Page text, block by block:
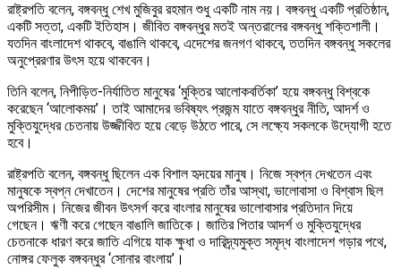
রাষ্ট্রপতি বলেন, বঙ্গবন্ধু শেখ মুজিবুর রহমান শুধু একটি নাম নয়। বঙ্গবন্ধু একটি প্রতিষ্ঠান,
একটি সত্তা, একটি ইতিহাস। জীবিত বঙ্গবন্ধুর মতই অন্তরালের বঙ্গবন্ধু শক্তিশালী।
যতদিন বাংলাদেশ থাকবে, বাঙালি থাকবে, এদেশের জনগণ থাকবে, ততদিন বঙ্গবন্ধু সকলের
অনুপ্রেরণার উৎস হয়ে থাকবেন।
তিনি বলেন, নিপীড়িত-নির্যাতিত মানুষের ‘মুক্তির আলোকবর্তিকা’ হয়ে বঙ্গবন্ধু বিশ্বকে
করেছেন ‘আলোকময়’। তাই আমাদের ভবিষ্যৎ প্রজন্ম যাতে বঙ্গবন্ধুর নীতি, আদর্শ ও
মুক্তিযুদ্ধের চেতনায় উজ্জীবিত হয়ে বেড়ে উঠতে পারে, সে লক্ষ্যে সকলকে উদ্যোগী হতে
হবে।
রাষ্ট্রপতি বলেন, বঙ্গবন্ধু ছিলেন এক বিশাল হৃদয়ের মানুষ। নিজে স্বপ্ন দেখতেন এবং
মানুষকে স্বপ্ন দেখাতেন। দেশের মানুষের প্রতি তাঁর আস্থা, ভালোবাসা ও বিশ্বাস ছিল
অপরিসীম। নিজের জীবন উৎসর্গ করে বাংলার মানুষের ভালোবাসার প্রতিদান দিয়ে
গেছেন। ঋণী করে গেছেন বাঙালি জাতিকে। জাতির পিতার আদর্শ ও মুক্তিযুদ্ধের
চেতনাকে ধারণ করে জাতি এগিয়ে যাক ক্ষুধা ও দারিদ্র্যমুক্ত সমৃদ্ধ বাংলাদেশ গড়ার পথে,
নোঙ্গর ফেলুক বঙ্গবন্ধুর ‘সোনার বাংলায়’।